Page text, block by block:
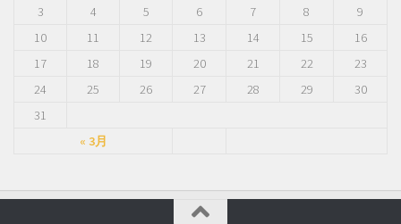
« 3月
3
4 5 6 7 8
9
10
11 12 13 14 15
16
17
18 19 20 21 22
23
24
25 26 27 28 29
30
31